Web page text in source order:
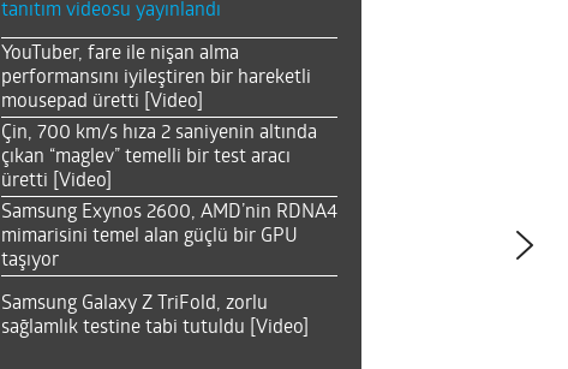
tanıtım videosu yayınlandı
YouTuber, fare ile nişan alma
performansını iyileştiren bir hareketli
mousepad üretti [Video]
Çin, 700 km/s hıza 2 saniyenin altında
çıkan “maglev” temelli bir test aracı
üretti [Video]
Samsung Exynos 2600, AMD’nin RDNA4
mimarisini temel alan güçlü bir GPU
taşıyor
Samsung Galaxy Z TriFold, zorlu
sağlamlık testine tabi tutuldu [Video]